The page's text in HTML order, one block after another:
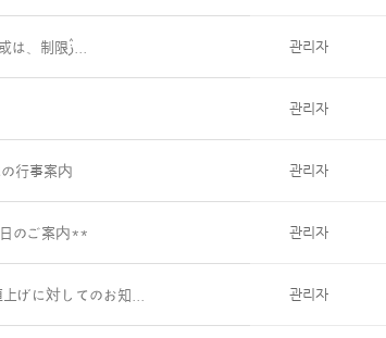
관리자
관리자
行事案内 관리자
のご案内** 관리자
げに対してのお知... 관리자